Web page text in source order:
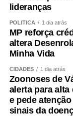
Secom- Cuiabá
COMENTE ABAIXO:
lideranças
POLÍTICA 1 dia atrás
MP reforça
altera
Minha Vida
CIDADES 1 dia atrás
Zoonoses de
alerta para
e pede
sinais da